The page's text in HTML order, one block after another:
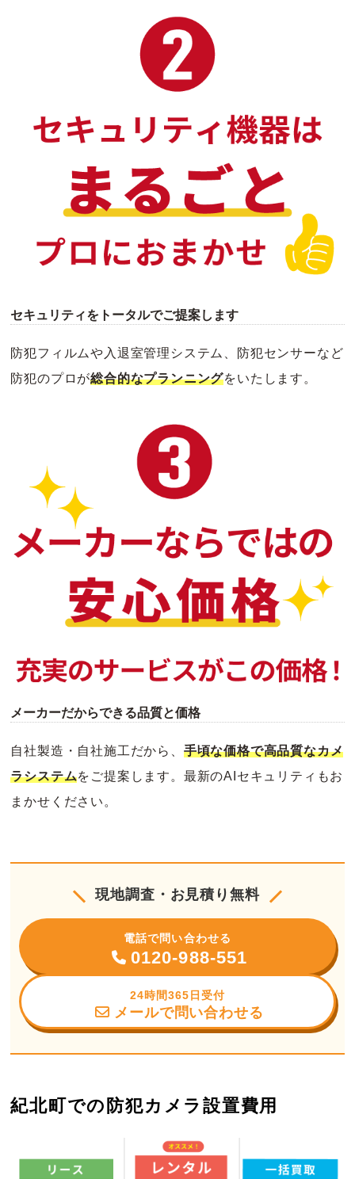
セキュリティをトータルでご提案します
防犯フィルムや入退室管理システム、防犯センサーなど
防犯のプロが総合的なプランニングをいたします。
メーカーだからできる品質と価格
自社製造・自社施工だから、 手頃な価格で高品質なカメ
ラシステムをご提案します。最新のAIセキュリティもお
まかせください。
現地調査・お見積り無料
電話で問い合わせる
0120-988-551
24時間365日受付
メールで問い合わせる
紀北町での防犯カメラ設置費用